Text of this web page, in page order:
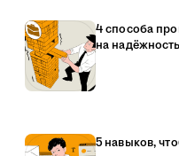
4 способа
на надёжность
5 навыков,